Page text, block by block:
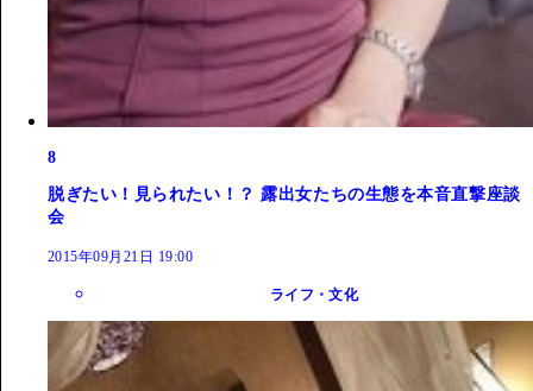
8
脱ぎたい！見られたい！？ 露出女たちの生態を本音直撃座談
会
2015年09月21日 19:00
ライフ・文化